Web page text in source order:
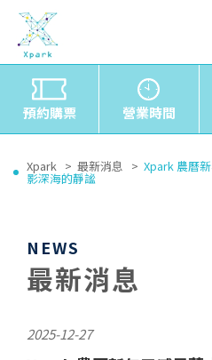
預約購票 營業時間
Xpark 最新消息 Xpark 農曆
影深海的靜謐
NEWS
最新消息
2025-12-27